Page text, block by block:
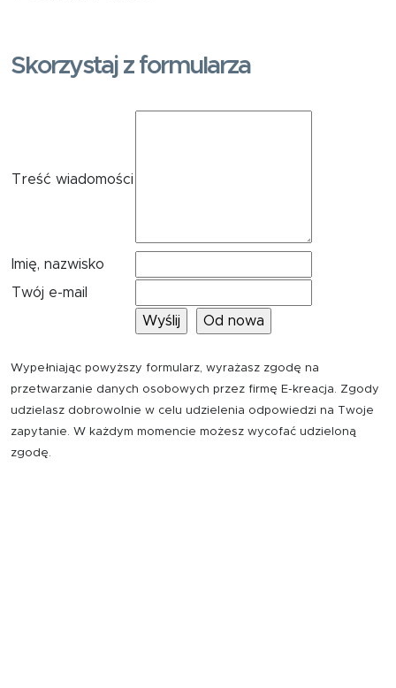
Skorzystaj z formularza
Treść wiadomości
Imię, nazwisko
Twój e-mail
Wypełniając powyższy formularz, wyrażasz zgodę na
przetwarzanie danych osobowych przez firmę E-kreacja. Zgody
udzielasz dobrowolnie w celu udzielenia odpowiedzi na Twoje
zapytanie. W każdym momencie możesz wycofać udzieloną
zgodę.